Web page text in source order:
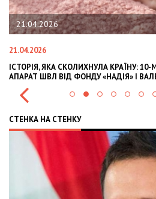
21.04.2026
21.04.2026
ІСТОРІЯ, ЯКА СКОЛИХНУЛА КРАЇНУ:
АПАРАТ ШВЛ ВІД ФОНДУ «НАДІЯ» І
СТЕНКА НА СТЕНКУ